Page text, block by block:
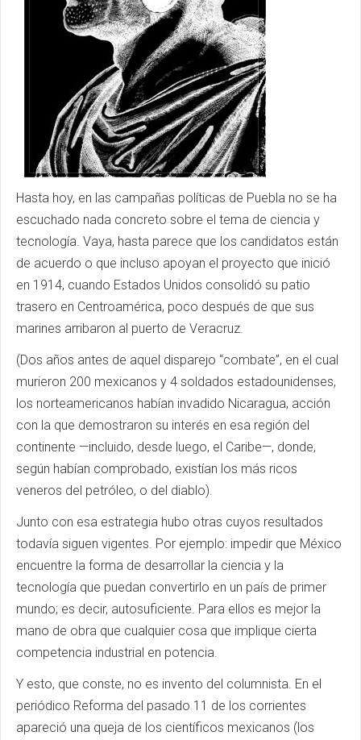
Hasta hoy, en las campañas políticas de Puebla no se ha
escuchado nada concreto sobre el tema de ciencia y
tecnología. Vaya, hasta parece que los candidatos están
de acuerdo o que incluso apoyan el proyecto que inició
en 1914, cuando Estados Unidos consolidó su patio
trasero en Centroamérica, poco después de que sus
marines arribaron al puerto de Veracruz.
(Dos años antes de aquel disparejo “combate”, en el cual
murieron 200 mexicanos y 4 soldados estadounidenses,
los norteamericanos habían invadido Nicaragua, acción
con la que demostraron su interés en esa región del
continente —incluido, desde luego, el Caribe—, donde,
según habían comprobado, existían los más ricos
veneros del petróleo, o del diablo).
Junto con esa estrategia hubo otras cuyos resultados
todavía siguen vigentes. Por ejemplo: impedir que México
encuentre la forma de desarrollar la ciencia y la
tecnología que puedan convertirlo en un país de primer
mundo; es decir, autosuficiente. Para ellos es mejor la
mano de obra que cualquier cosa que implique cierta
competencia industrial en potencia.
Y esto, que conste, no es invento del columnista. En el
periódico Reforma del pasado 11 de los corrientes
apareció una queja de los científicos mexicanos (los